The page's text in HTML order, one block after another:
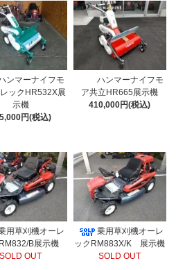
ンマーナイフモ
ックHR532X展
示機
円(税込)
ハンマーナイフモ
ア共立HR665展示機
410,000円(税込)
用草刈機オーレ
B展示機
SOLD OUT
乗用草刈機オーレ
ックRM883X/K 展示機
SOLD OUT